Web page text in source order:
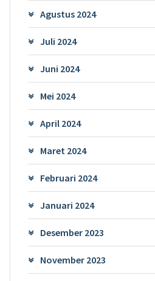
Agustus 2024
Juli 2024
Juni 2024
Mei 2024
April 2024
Maret 2024
Februari 2024
Januari 2024
Desember 2023
November 2023